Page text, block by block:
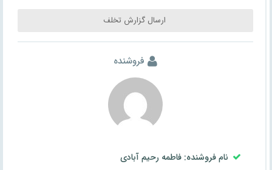
ارسال گزارش تخلف
فروشنده
نام فروشنده: فاطمه رحیم آبادی